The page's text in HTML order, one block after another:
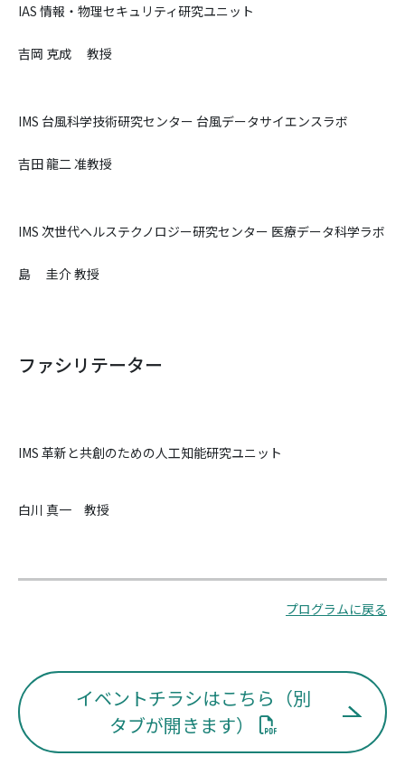
IAS 情報・物理セキュリティ研究ユニット
吉岡 克成 教授
IMS 台風科学技術研究センター 台風データサイエンスラボ
吉田 龍二 准教授
IMS 次世代ヘルステクノロジー研究センター 医療データ科学ラボ
島 圭介 教授
ファシリテーター
IMS 革新と共創のための人工知能研究ユニット
白川 真一 教授
プログラムに戻る
イベントチラシはこちら（別
タブが開きます）